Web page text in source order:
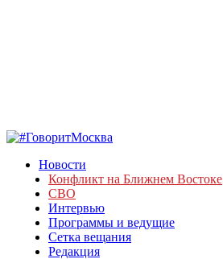
Новости
Конфликт на Ближнем Востоке
СВО
Интервью
Программы и ведущие
Сетка вещания
Редакция